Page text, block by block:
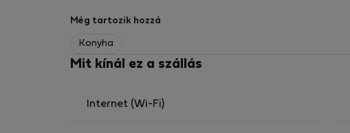
Még tartozik hozzá
Konyha
Mit kínál ez a szállás
Internet (Wi-Fi)